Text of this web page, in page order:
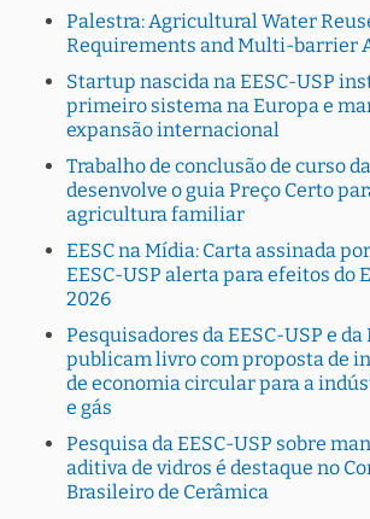
Palestra: Agricultural Water
Requirements and Multi-barrier
Startup nascida na EESC-USP
primeiro sistema na Europa e
expansão internacional
Trabalho de conclusão de curso
desenvolve o guia Preço Certo
agricultura familiar
EESC na Mídia: Carta assinada
EESC-USP alerta para efeitos do
2026
Pesquisadores da EESC-USP e
publicam livro com proposta de
de economia circular para a
e gás
Pesquisa da EESC-USP sobre
aditiva de vidros é destaque no
Brasileiro de Cerâmica